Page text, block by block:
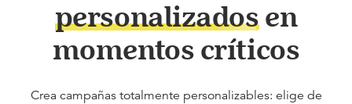
personalizadosen
momentos críticos
Crea campañas totalmente personalizables: elige de